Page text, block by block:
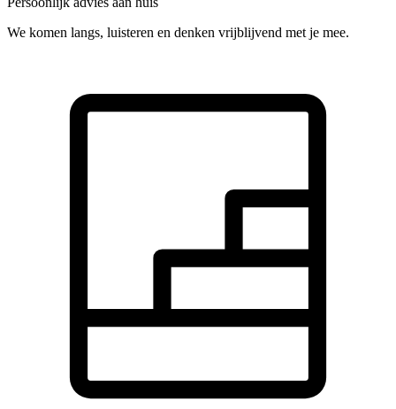
We komen langs, luisteren en denken vrijblijvend met je mee.